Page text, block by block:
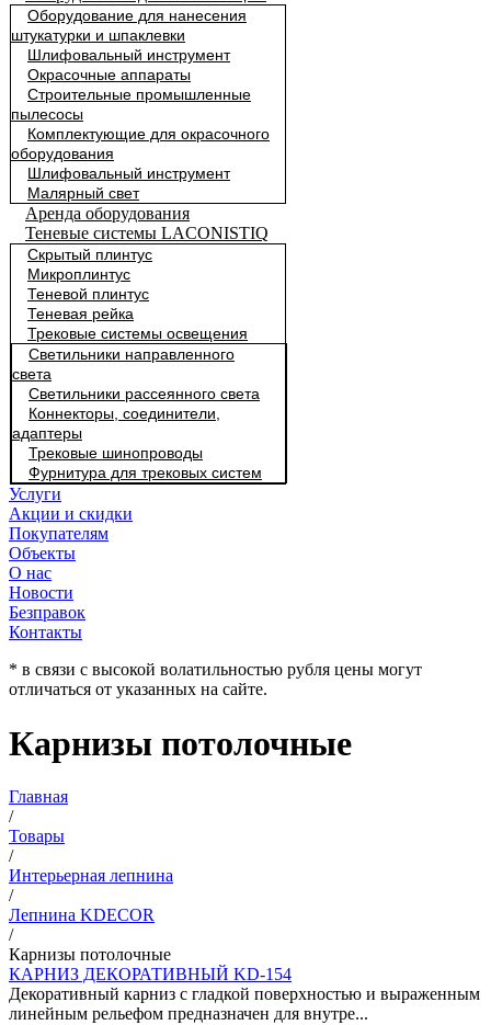
Оборудование для нанесения
штукатурки и шпаклевки
Шлифовальный инструмент
Окрасочные аппараты
Строительные промышленные
пылесосы
Комплектующие для окрасочного
оборудования
Шлифовальный инструмент
Малярный свет
Аренда оборудования
Теневые системы LACONISTIQ
Скрытый плинтус
Микроплинтус
Теневой плинтус
Теневая рейка
Трековые системы освещения
Светильники направленного
света
Светильники рассеянного света
Коннекторы, соединители,
адаптеры
Трековые шинопроводы
Фурнитура для трековых систем
Услуги
Акции и скидки
Покупателям
Объекты
О нас
Новости
Безправок
Контакты
* в связи с высокой волатильностью рубля цены могут
отличаться от указанных на сайте.
Карнизы потолочные
Главная
/
Товары
/
Интерьерная лепнина
/
Лепнина KDECOR
/
Карнизы потолочные
КАРНИЗ ДЕКОРАТИВНЫЙ KD-154
Декоративный карниз с гладкой поверхностью и выраженным
линейным рельефом предназначен для внутре...